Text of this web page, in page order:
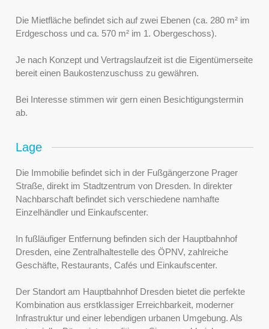
Die Mietfläche befindet sich auf zwei Ebenen (ca. 280 m² im
Erdgeschoss und ca. 570 m² im 1. Obergeschoss).
Je nach Konzept und Vertragslaufzeit ist die Eigentümerseite
bereit einen Baukostenzuschuss zu gewähren.
Bei Interesse stimmen wir gern einen Besichtigungstermin
ab.
Lage
Die Immobilie befindet sich in der Fußgängerzone Prager
Straße, direkt im Stadtzentrum von Dresden. In direkter
Nachbarschaft befindet sich verschiedene namhafte
Einzelhändler und Einkaufscenter.
In fußläufiger Entfernung befinden sich der Hauptbahnhof
Dresden, eine Zentralhaltestelle des ÖPNV, zahlreiche
Geschäfte, Restaurants, Cafés und Einkaufscenter.
Der Standort am Hauptbahnhof Dresden bietet die perfekte
Kombination aus erstklassiger Erreichbarkeit, moderner
Infrastruktur und einer lebendigen urbanen Umgebung. Als